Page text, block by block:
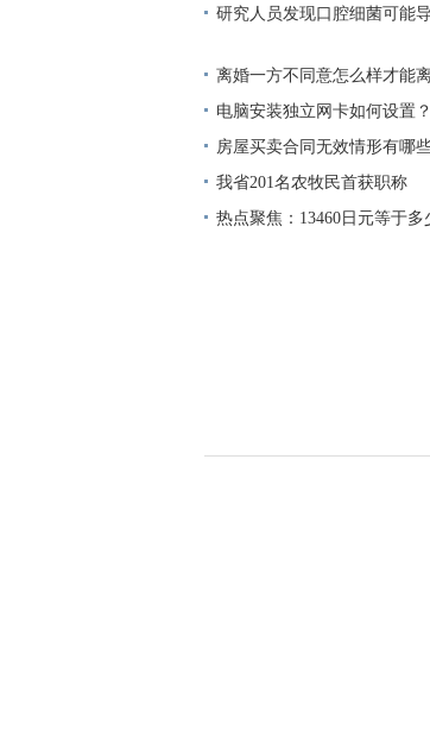
研究人员发现口腔细菌可能
离婚一方不同意怎么样才能
处理？
电脑安装独立网卡如何设置
卡？
房屋买卖合同无效情形有哪
同？ 环球快播报
我省201名农牧民首获职称
热点聚焦：13460日元等于